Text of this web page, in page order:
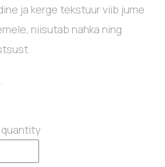
ja kerge tekstuur viib jume
niisutab nahka ning
quantity